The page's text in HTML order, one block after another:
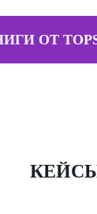
ОТ